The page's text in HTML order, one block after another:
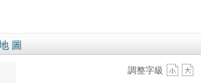
圖
調整字級